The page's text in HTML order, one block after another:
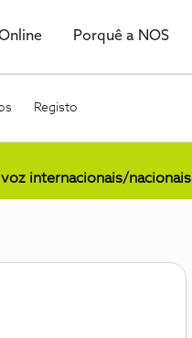
Porquê a NOS
Registo
internacionais/nacionais